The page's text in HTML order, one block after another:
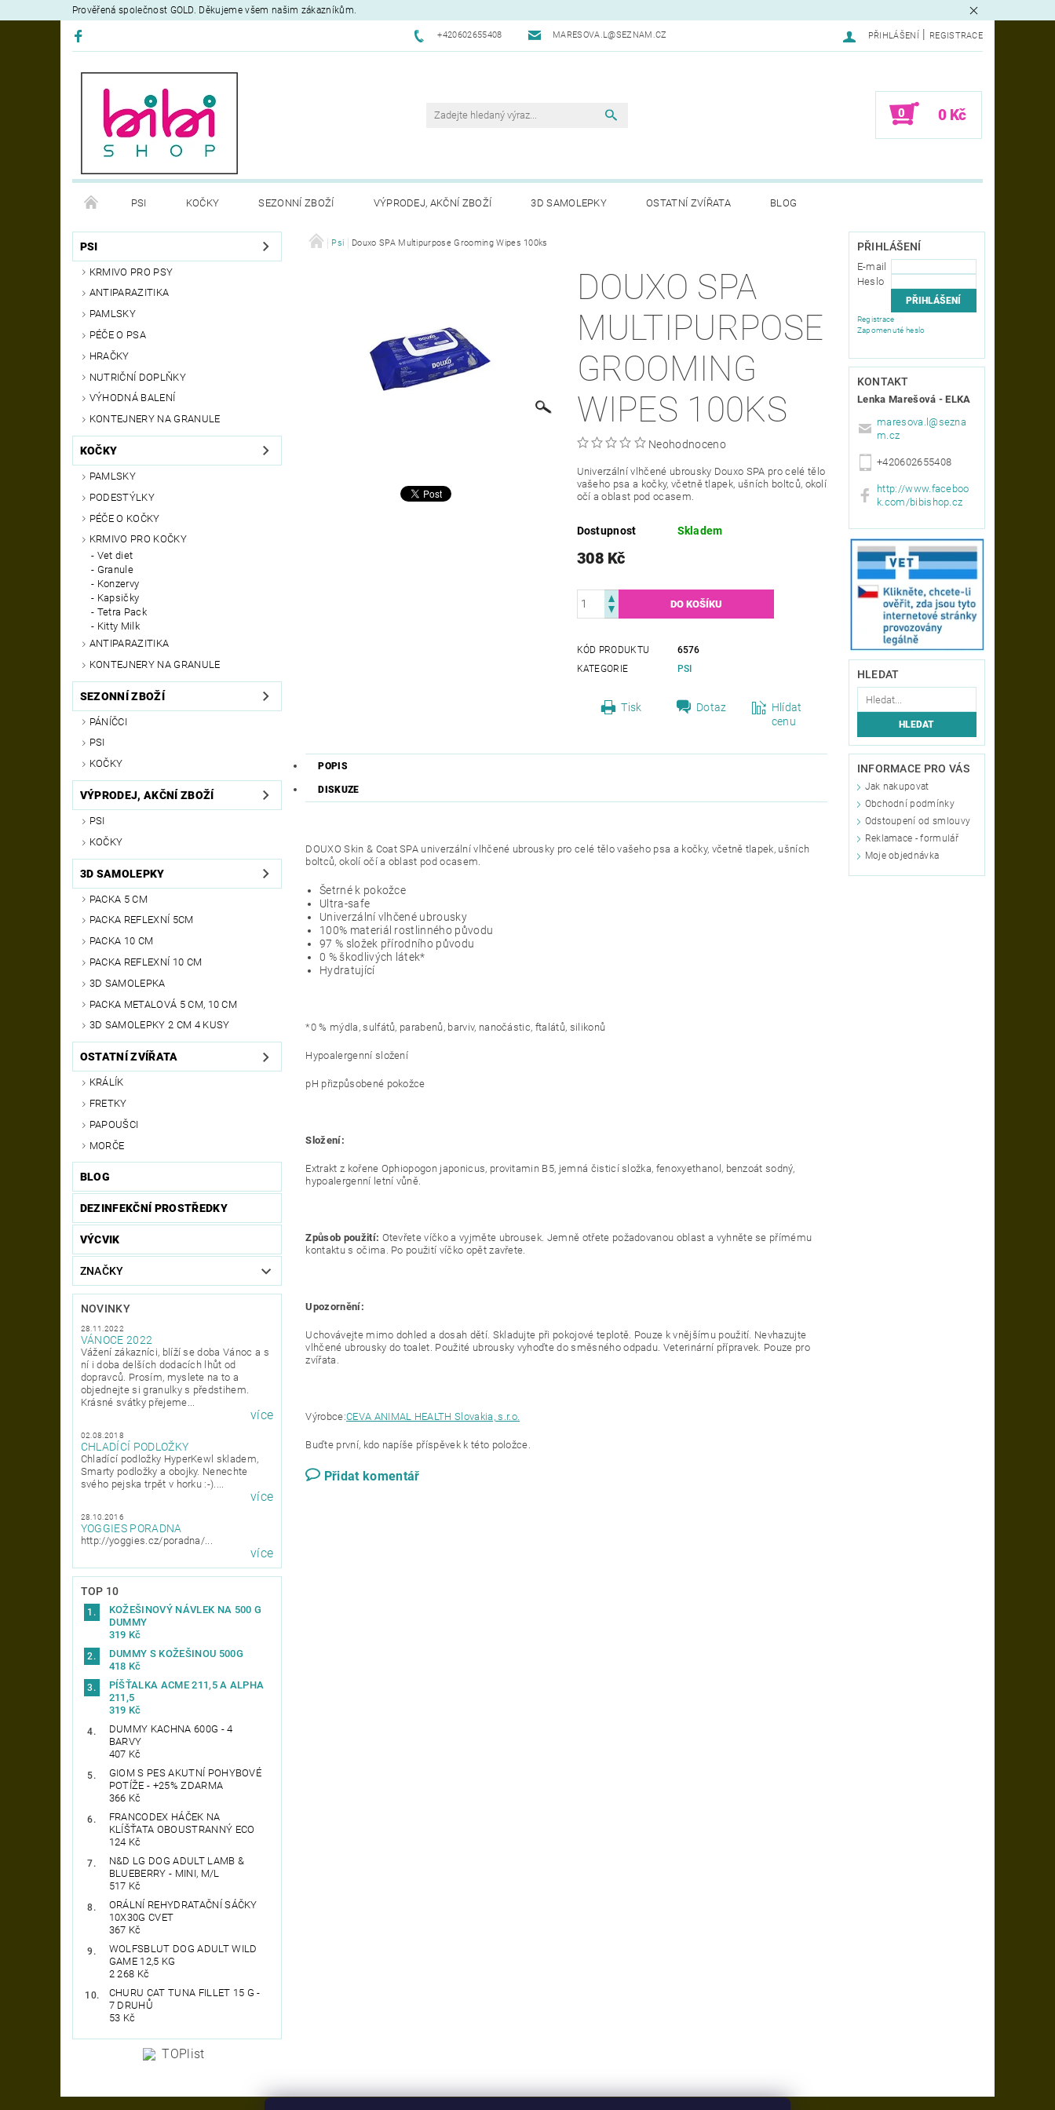
Prověřená společnost GOLD. Děkujeme všem našim zákazníkům.
+420602655408 MARESOVA.L@SEZNAM.CZ PŘIHLÁŠENÍ REGISTRACE
0 0 Kč
PSI KOČKY SEZONNÍ ZBOŽÍ VÝPRODEJ, AKČNÍ ZBOŽÍ 3D SAMOLEPKY OSTATNÍ ZVÍŘATA BLOG
DEZINFEKČNÍ PROSTŘEDKY VÝCVIK OBCHODNÍ PODMÍNKY NAPIŠTE NÁM
PSI
KRMIVO PRO PSY
ANTIPARAZITIKA
PAMLSKY
PÉČE O PSA
HRAČKY
NUTRIČNÍ DOPLŇKY
VÝHODNÁ BALENÍ
KONTEJNERY NA GRANULE
KOČKY
PAMLSKY
PODESTÝLKY
PÉČE O KOČKY
KRMIVO PRO KOČKY
Vet diet
Granule
Konzervy
Kapsičky
Tetra Pack
Kitty Milk
ANTIPARAZITIKA
KONTEJNERY NA GRANULE
SEZONNÍ ZBOŽÍ
PÁNÍČCI
PSI
KOČKY
VÝPRODEJ, AKČNÍ ZBOŽÍ
PSI
KOČKY
3D SAMOLEPKY
PACKA 5 CM
PACKA REFLEXNÍ 5CM
PACKA 10 CM
PACKA REFLEXNÍ 10 CM
3D SAMOLEPKA
PACKA METALOVÁ 5 CM, 10 CM
3D SAMOLEPKY 2 CM 4 KUSY
OSTATNÍ ZVÍŘATA
KRÁLÍK
FRETKY
PAPOUŠCI
MORČE
BLOG
DEZINFEKČNÍ PROSTŘEDKY
VÝCVIK
ZNAČKY
NOVINKY
28.11.2022
VÁNOCE 2022
Vážení zákazníci, blíží se doba Vánoc a s
ní i doba delších dodacích lhůt od
dopravců. Prosím, myslete na to a
objednejte si granulky s předstihem.
Krásné svátky přejeme...
více
02.08.2018
CHLADÍCÍ PODLOŽKY
Chladící podložky HyperKewl skladem,
Smarty podložky a obojky. Nenechte
svého pejska trpět v horku :-)....
více
28.10.2016
YOGGIES PORADNA
http://yoggies.cz/poradna/...
více
TOP 10
KOŽEŠINOVÝ NÁVLEK NA 500 G
DUMMY
319 Kč
DUMMY S KOŽEŠINOU 500G
418 Kč
PÍŠŤALKA ACME 211,5 A ALPHA
211,5
319 Kč
DUMMY KACHNA 600G - 4
BARVY
407 Kč
GIOM S PES AKUTNÍ POHYBOVÉ
POTÍŽE - +25% ZDARMA
366 Kč
FRANCODEX HÁČEK NA
KLÍŠŤATA OBOUSTRANNÝ ECO
124 Kč
N&D LG DOG ADULT LAMB &
BLUEBERRY - MINI, M/L
517 Kč
ORÁLNÍ REHYDRATAČNÍ SÁČKY
10X30G CVET
367 Kč
WOLFSBLUT DOG ADULT WILD
GAME 12,5 KG
2 268 Kč
CHURU CAT TUNA FILLET 15 G -
7 DRUHŮ
53 Kč
Psi Douxo SPA Multipurpose Grooming Wipes 100ks
DOUXO SPA
MULTIPURPOSE
GROOMING
WIPES 100KS
Neohodnoceno
Univerzální vlhčené ubrousky Douxo SPA pro celé tělo
vašeho psa a kočky, včetně tlapek, ušních boltců, okolí
očí a oblast pod ocasem.
Dostupnost Skladem
308 Kč
KÓD PRODUKTU
6576
KATEGORIE
PSI
Tisk Dotaz
Hlídat
cenu
POPIS
DISKUZE
DOUXO Skin & Coat SPA univerzální vlhčené ubrousky pro celé tělo vašeho psa a kočky, včetně tlapek, ušních
boltců, okolí očí a oblast pod ocasem.
Šetrné k pokožce
Ultra-safe
Univerzální vlhčené ubrousky
100% materiál rostlinného původu
97 % složek přírodního původu
0 % škodlivých látek*
Hydratující
*0 % mýdla, sulfátů, parabenů, barviv, nanočástic, ftalátů, silikonů
Hypoalergenní složení
pH přizpůsobené pokožce
Složení:
Extrakt z kořene Ophiopogon japonicus, provitamin B5, jemná čisticí složka, fenoxyethanol, benzoát sodný,
hypoalergenní letní vůně.
Způsob použití: Otevřete víčko a vyjměte ubrousek. Jemně otřete požadovanou oblast a vyhněte se přímému
kontaktu s očima. Po použití víčko opět zavřete.
Upozornění:
Uchovávejte mimo dohled a dosah dětí. Skladujte při pokojové teplotě. Pouze k vnějšímu použití. Nevhazujte
vlhčené ubrousky do toalet. Použité ubrousky vyhoďte do směsného odpadu. Veterinární přípravek. Pouze pro
zvířata.
Výrobce:CEVA ANIMAL HEALTH Slovakia, s.r.o.
Buďte první, kdo napíše příspěvek k této položce.
Přidat komentář
PŘIHLÁŠENÍ
E-mail
Heslo
Registrace
Zapomenuté heslo
KONTAKT
Lenka Marešová - ELKA
maresova.l@sezna
m.cz
+420602655408
http://www.faceboo
k.com/bibishop.cz
HLEDAT
INFORMACE PRO VÁS
Jak nakupovat
Obchodní podmínky
Odstoupení od smlouvy
Reklamace - formulář
Moje objednávka